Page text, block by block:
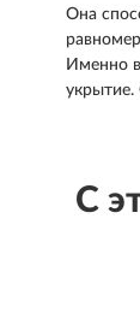
Она
Именно
С